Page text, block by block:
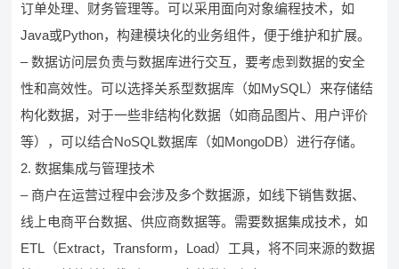
订单处理、财务管理等。可以采用面向对象编程技术，如
Java或Python，构建模块化的业务组件，便于维护和扩展。
– 数据访问层负责与数据库进行交互，要考虑到数据的安全
性和高效性。可以选择关系型数据库（如MySQL）来存储结
构化数据，对于一些非结构化数据（如商品图片、用户评价
等），可以结合NoSQL数据库（如MongoDB）进行存储。
2. 数据集成与管理技术
– 商户在运营过程中会涉及多个数据源，如线下销售数据、
线上电商平台数据、供应商数据等。需要数据集成技术，如
ETL（Extract，Transform，Load）工具，将不同来源的数据